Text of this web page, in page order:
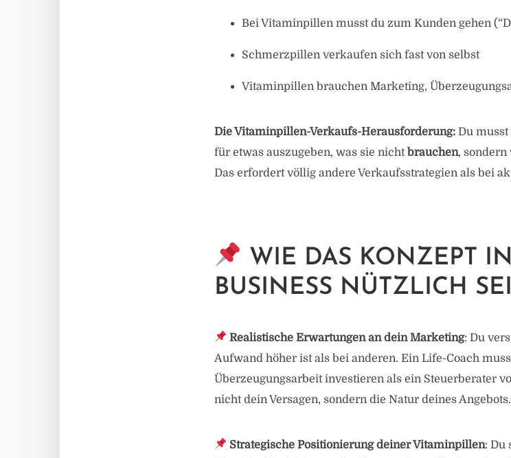
Bei Vitaminpillen musst du zum Kunden gehen
Schmerzpillen verkaufen sich fast von selbst
Vitaminpillen brauchen Marketing,
Die Vitaminpillen-Verkaufs-Herausforderung: Du musst
für etwas auszugeben, was sie nichtbrauchen, sondern
Das erfordert völlig andere Verkaufsstrategien als bei
WIE DAS KONZEPT
BUSINESS NÜTZLICH
Realistische Erwartungen an dein Marketing: Du
Aufwand höher ist als bei anderen. Ein Life-Coach
Überzeugungsarbeit investieren als ein Steuerberater
nicht dein Versagen, sondern die Natur deines Angebots.
Strategische Positionierung deiner Vitaminpillen: Du